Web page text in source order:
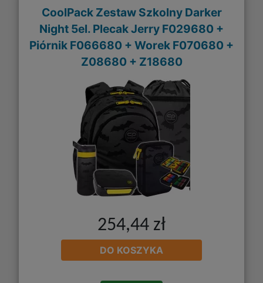
CoolPack Zestaw Szkolny Darker
Night 5el. Plecak Jerry F029680 +
Piórnik F066680 + Worek F070680 +
Z08680 + Z18680
254,44 zł
DO KOSZYKA